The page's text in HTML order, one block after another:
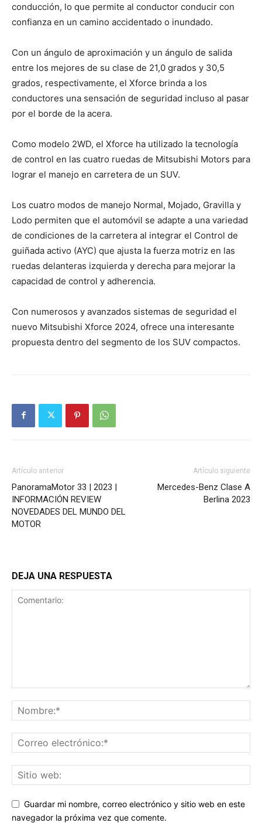
conducción, lo que permite al conductor conducir con
confianza en un camino accidentado o inundado.
Con un ángulo de aproximación y un ángulo de salida
entre los mejores de su clase de 21,0 grados y 30,5
grados, respectivamente, el Xforce brinda a los
conductores una sensación de seguridad incluso al pasar
por el borde de la acera.
Como modelo 2WD, el Xforce ha utilizado la tecnología
de control en las cuatro ruedas de Mitsubishi Motors para
lograr el manejo en carretera de un SUV.
Los cuatro modos de manejo Normal, Mojado, Gravilla y
Lodo permiten que el automóvil se adapte a una variedad
de condiciones de la carretera al integrar el Control de
guiñada activo (AYC) que ajusta la fuerza motriz en las
ruedas delanteras izquierda y derecha para mejorar la
capacidad de control y adherencia.
Con numerosos y avanzados sistemas de seguridad el
nuevo Mitsubishi Xforce 2024, ofrece una interesante
propuesta dentro del segmento de los SUV compactos.
Artículo anterior
PanoramaMotor 33 | 2023 |
INFORMACIÓN REVIEW
NOVEDADES DEL MUNDO DEL
MOTOR
Artículo siguiente
Mercedes-Benz Clase A
Berlina 2023
DEJA UNA RESPUESTA
Guardar mi nombre, correo electrónico y sitio web en este
navegador la próxima vez que comente.